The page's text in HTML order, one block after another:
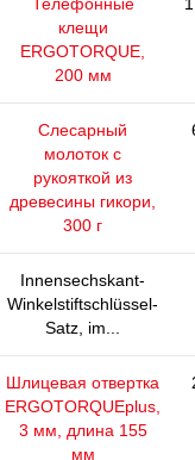
клещи
ERGOTORQUE,
200 мм
Слесарный
молоток с
рукояткой из
древесины гикори,
300 г
Innensechskant-
Winkelstiftschlüssel-
Satz, im...
Шлицевая отвертка
ERGOTORQUEplus,
3 мм, длина 155
мм